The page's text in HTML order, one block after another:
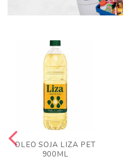
OLEO SOJA LIZA PET
900ML